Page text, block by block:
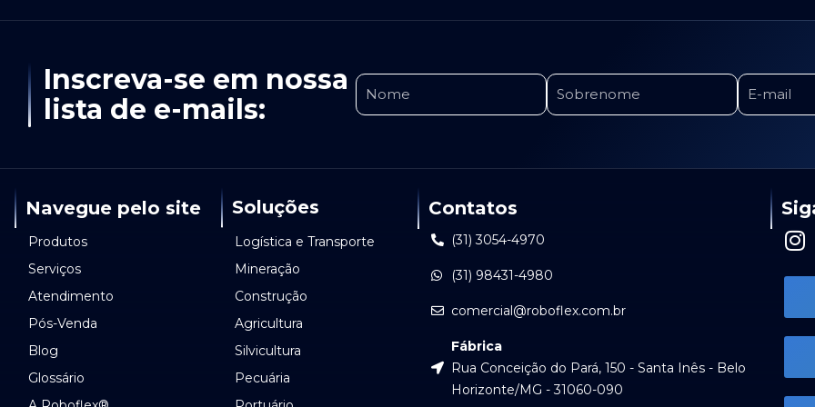
Inscreva-se em nossa
lista de e-mails:
Navegue pelo site
Produtos
Serviços
Atendimento
Pós-Venda
Blog
Glossário
Soluções
Logística e Transporte
Mineração
Construção
Agricultura
Silvicultura
Pecuária
Contatos
(31) 3054-4970
(31) 98431-4980
comercial@roboflex.com.br
Fábrica
Rua Conceição do Pará, 150 - Santa Inês - Belo
Horizonte/MG - 31060-090
I
s
a
r
a